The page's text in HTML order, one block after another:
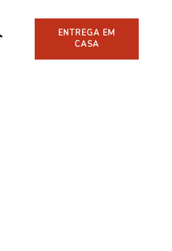
ENTREGA EM
CASA